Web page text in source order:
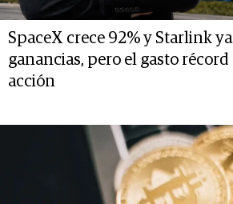
SpaceX crece 92% y Starlink
ganancias, pero el gasto
acción